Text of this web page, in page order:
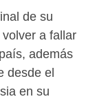
de su
volver a fallar
además
desde el
en su